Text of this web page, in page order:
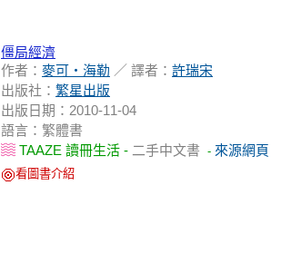
僵局經濟
作者： 麥可‧海勒 ／ 譯者： 許瑞宋
出版社： 繁星出版
出版日期：2010-11-04
語言：繁體書
TAAZE 讀冊生活 - 二手中文書 - 來源網頁
看圖書介紹